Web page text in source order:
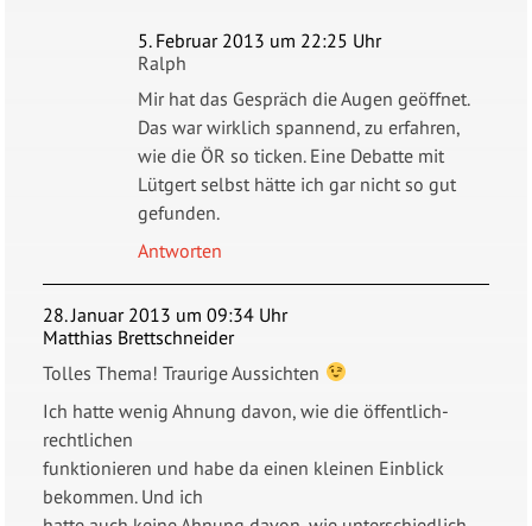
5. Februar 2013 um 22:25 Uhr
Ralph
Mir hat das Gespräch die Augen geöffnet.
Das war wirklich spannend, zu erfahren,
wie die ÖR so ticken. Eine Debatte mit
Lütgert selbst hätte ich gar nicht so gut
gefunden.
Antworten
28. Januar 2013 um 09:34 Uhr
Matthias Brettschneider
Tolles Thema! Traurige Aussichten
Ich hatte wenig Ahnung davon, wie die öffentlich-
rechtlichen
funktionieren und habe da einen kleinen Einblick
bekommen. Und ich